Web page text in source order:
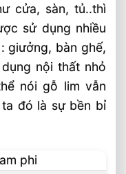
cửa, sàn, tủ..thì
sử dụng nhiều
giưởng, bàn ghế,
nội thất nhỏ
nói gỗ lim vẫn
đó là sự bền bỉ